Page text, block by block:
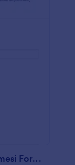
Kısa Dönem Kiralama Sözleşmesi Formu